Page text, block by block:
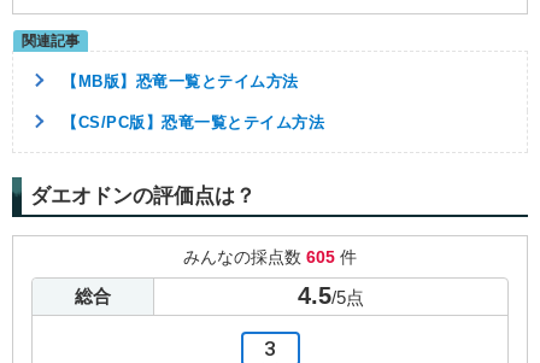
【MB版】恐竜一覧とテイム方法
【CS/PC版】恐竜一覧とテイム方法
ダエオドンの評価点は？
みんなの採点数 605 件
総合 4.5/5点
3